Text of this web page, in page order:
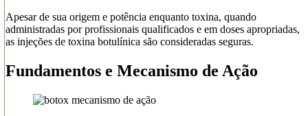
Apesar de sua origem e potência enquanto toxina, quando
administradas por profissionais qualificados e em doses apropriadas,
as injeções de toxina botulínica são consideradas seguras.
Fundamentos e Mecanismo de Ação